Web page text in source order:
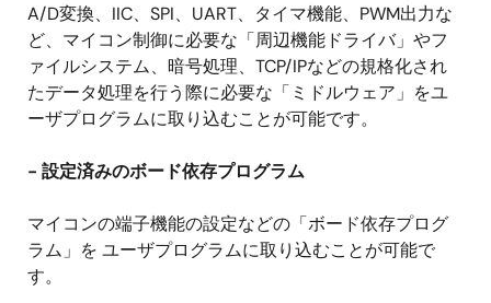
A/D変換、IIC、SPI、UART、タイマ機能、PWM出力な
ど、マイコン制御に必要な「周辺機能ドライバ」やフ
ァイルシステム、暗号処理、TCP/IPなどの規格化され
たデータ処理を行う際に必要な「ミドルウェア」をユ
ーザプログラムに取り込むことが可能です。
- 設定済みのボード依存プログラム
マイコンの端子機能の設定などの「ボード依存プログ
ラム」を ユーザプログラムに取り込むことが可能で
す。